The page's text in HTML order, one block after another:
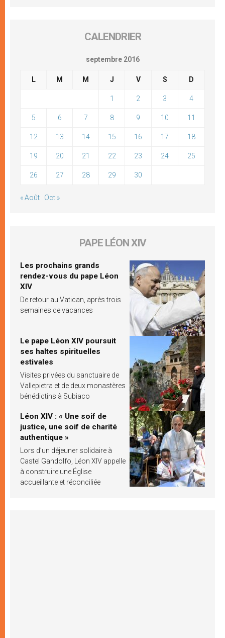
CALENDRIER
septembre 2016
L M M J V S D
1 2 3 4
5 6 7 8 9 10 11
12 13 14 15 16 17 18
19 20 21 22 23 24 25
26 27 28 29 30
« Août Oct »
PAPE LÉON XIV
Les prochains grands
rendez-vous du pape Léon
XIV
De retour au Vatican, après trois
semaines de vacances
Le pape Léon XIV poursuit
ses haltes spirituelles
estivales
Visites privées du sanctuaire de
Vallepietra et de deux monastères
bénédictins à Subiaco
Léon XIV : « Une soif de
justice, une soif de charité
authentique »
Lors d’un déjeuner solidaire à
Castel Gandolfo, Léon XIV appelle
à construire une Église
accueillante et réconciliée